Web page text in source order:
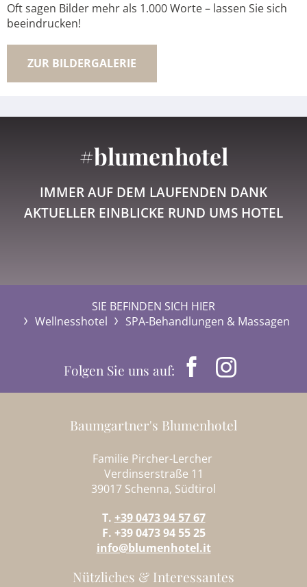
Oft sagen Bilder mehr als 1.000 Worte – lassen Sie sich
beeindrucken!
ZUR BILDERGALERIE
#blumenhotel
IMMER AUF DEM LAUFENDEN DANK
AKTUELLER EINBLICKE RUND UMS HOTEL
SIE BEFINDEN SICH HIER
Wellnesshotel
SPA-Behandlungen & Massagen
Folgen Sie uns auf:
Baumgartner's Blumenhotel
Familie Pircher-Lercher
Verdinserstraße 11
39017 Schenna, Südtirol
T. +39 0473 94 57 67
F. +39 0473 94 55 25
info@blumenhotel.it
Nützliches & Interessantes